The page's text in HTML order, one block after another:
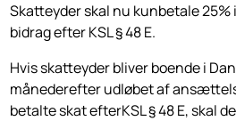
Skatteyder skal nu kunbetale
bidrag efter KSL § 48 E.
Hvis skatteyder bliver boende i
månederefter udløbet af
betalte skat efterKSL § 48 E, skal